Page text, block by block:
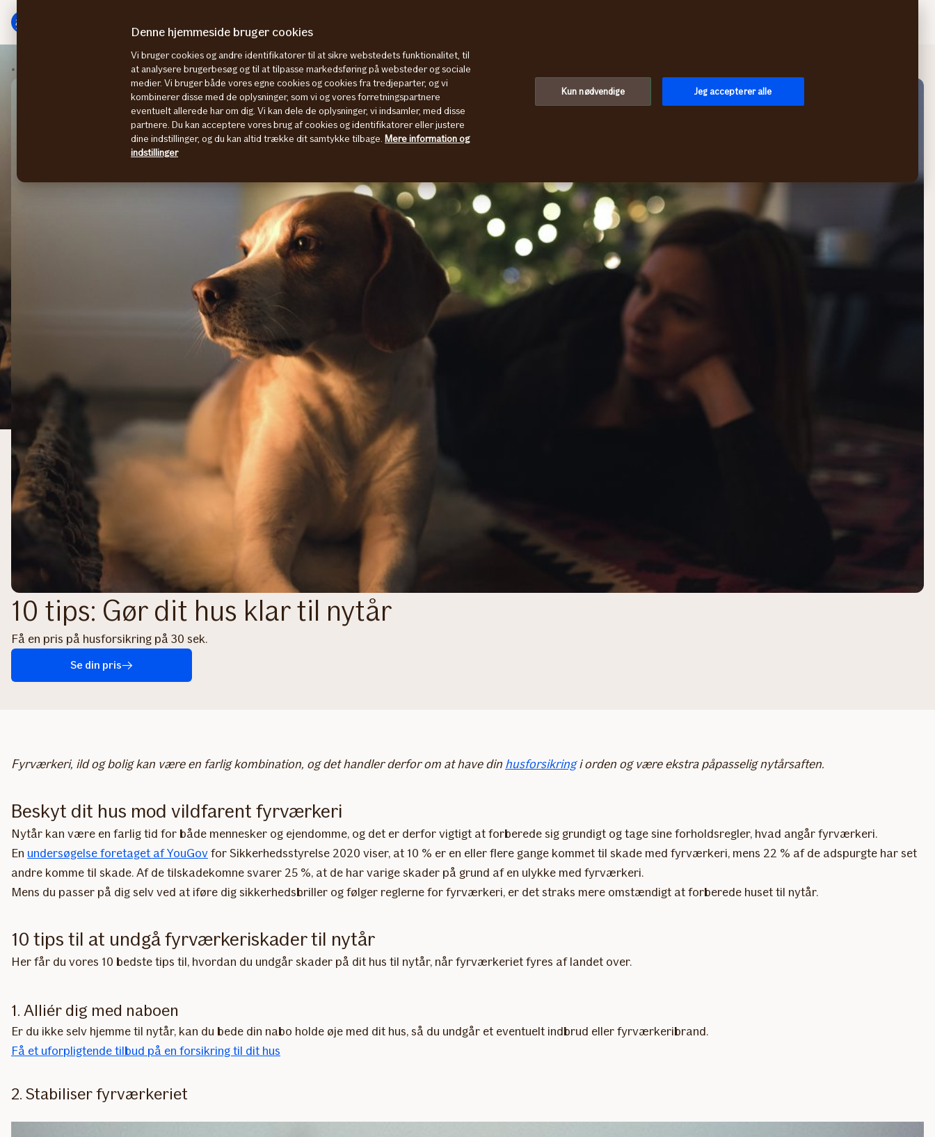
Hus nytår
10 tips: Gør dit hus klar til nytår
Få en pris på husforsikring på 30 sek.
Se din pris
Fyrværkeri, ild og bolig kan være en farlig kombination, og det handler derfor om at have din husforsikringi orden og være ekstra påpasselig nytårsaften.
Beskyt dit hus mod vildfarent fyrværkeri
Nytår kan være en farlig tid for både mennesker og ejendomme, og det er derfor vigtigt at forberede sig grundigt og tage sine forholdsregler, hvad angår fyrværkeri.
En undersøgelse foretaget af YouGovfor Sikkerhedsstyrelse 2020 viser, at 10 % er en eller flere gange kommet til skade med fyrværkeri, mens 22 % af de adspurgte har set
andre komme til skade. Af de tilskadekomne svarer 25 %, at de har varige skader på grund af en ulykke med fyrværkeri.
Mens du passer på dig selv ved at iføre dig sikkerhedsbriller og følger reglerne for fyrværkeri, er det straks mere omstændigt at forberede huset til nytår.
10 tips til at undgå fyrværkeriskader til nytår
Her får du vores 10 bedste tips til, hvordan du undgår skader på dit hus til nytår, når fyrværkeriet fyres af landet over.
1. Alliér dig med naboen
Er du ikke selv hjemme til nytår, kan du bede din nabo holde øje med dit hus, så du undgår et eventuelt indbrud eller fyrværkeribrand.
Få et uforpligtende tilbud på en forsikring til dit hus
2. Stabiliser fyrværkeriet
Denne hjemmeside bruger cookies
Vi bruger cookies og andre identifikatorer til at sikre webstedets funktionalitet, til
at analysere brugerbesøg og til at tilpasse markedsføring på websteder og sociale
medier. Vi bruger både vores egne cookies og cookies fra tredjeparter, og vi
kombinerer disse med de oplysninger, som vi og vores forretningspartnere
eventuelt allerede har om dig. Vi kan dele de oplysninger, vi indsamler, med disse
partnere. Du kan acceptere vores brug af cookies og identifikatorer eller justere
dine indstillinger, og du kan altid trække dit samtykke tilbage. Mere information og
indstillinger
Kun nødvendige Jeg accepterer alle